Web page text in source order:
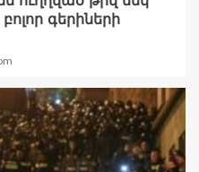
գերիների